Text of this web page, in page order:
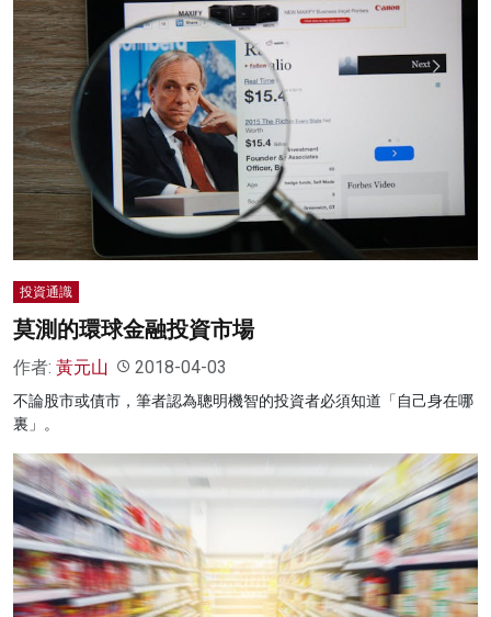
投資通識
莫測的環球金融投資市場
作者: 黃元山 2018-04-03
不論股市或債市，筆者認為聰明機智的投資者必須知道「自己身在哪
裏」。